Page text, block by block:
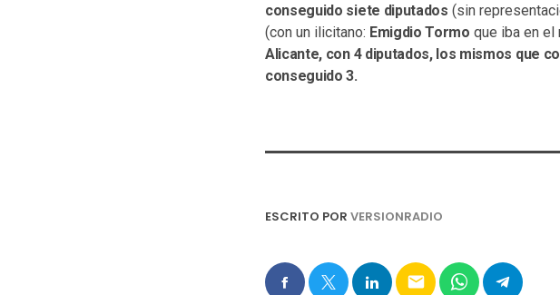
conseguido siete diputados (sin
(con un ilicitano: Emigdio Tormo que iba en el
Alicante, con 4 diputados, los mismos que
conseguido 3.
ESCRITO POR VERSIONRADIO
email